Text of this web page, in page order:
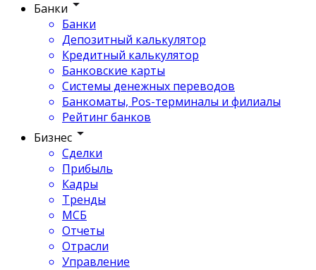
Банки
Банки
Депозитный калькулятор
Кредитный калькулятор
Банковские карты
Системы денежных переводов
Банкоматы, Pos-терминалы и филиалы
Рейтинг банков
Бизнес
Сделки
Прибыль
Кадры
Тренды
МСБ
Отчеты
Отрасли
Управление